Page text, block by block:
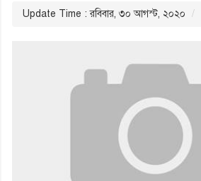
Update Time : রবিবার, ৩০ আগস্ট, ২০২০